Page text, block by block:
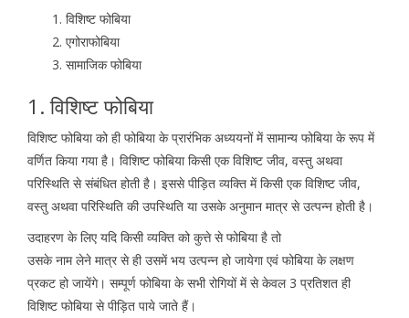
विशिष्ट फोबिया
एगोराफोबिया
सामाजिक फोबिया
1. विशिष्ट फोबिया
विशिष्ट फोबिया को ही फोबिया के प्रारंभिक अध्ययनों में सामान्य फोबिया के रूप में
वर्णित किया गया है। विशिष्ट फोबिया किसी एक विशिष्ट जीव, वस्तु अथवा
परिस्थिति से संबंधित होती है। इससे पीड़ित व्यक्ति में किसी एक विशिष्ट जीव,
वस्तु अथवा परिस्थिति की उपस्थिति या उसके अनुमान मात्र से उत्पन्न होती है।
उदाहरण के लिए यदि किसी व्यक्ति को कुत्ते से फोबिया है तो
उसके नाम लेने मात्र से ही उसमें भय उत्पन्न हो जायेगा एवं फोबिया के लक्षण
प्रकट हो जायेंगे। सम्पूर्ण फोबिया के सभी रोगियों में से केवल 3 प्रतिशत ही
विशिष्ट फोबिया से पीड़ित पाये जाते हैं।